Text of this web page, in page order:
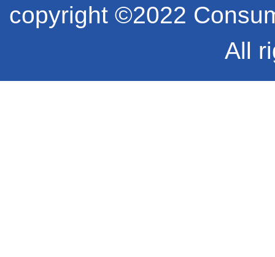
copyright ©2022
All